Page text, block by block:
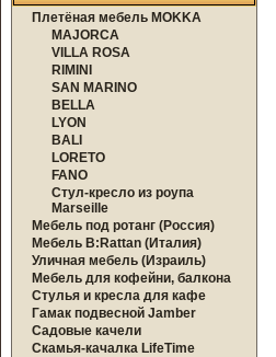
Плетёная мебель MOKKA
MAJORCA
VILLA ROSA
RIMINI
SAN MARINO
BELLA
LYON
BALI
LORETO
FANO
Стул-кресло из роупа
Marseille
Мебель под ротанг (Россия)
Мебель B:Rattan (Италия)
Уличная мебель (Израиль)
Мебель для кофейни, балкона
Стулья и кресла для кафе
Гамак подвесной Jamber
Садовые качели
Скамья-качалка LifeTime